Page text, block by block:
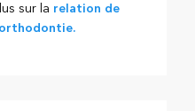
sur la relation de